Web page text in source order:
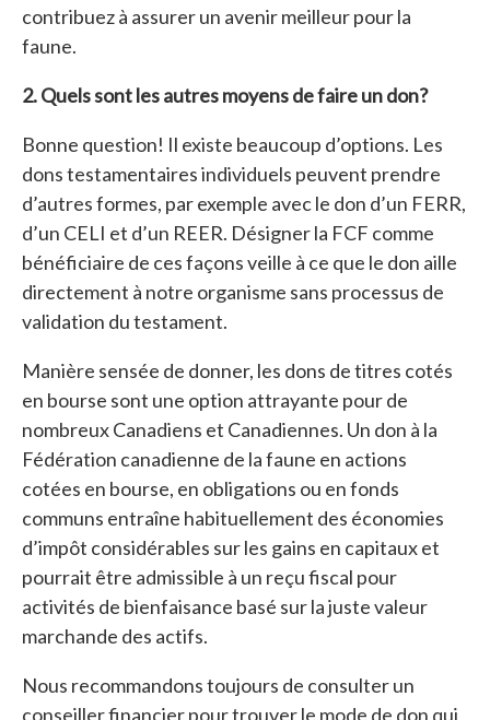
contribuez à assurer un avenir meilleur pour la
faune.
2. Quels sont les autres moyens de faire un don?
Bonne question! Il existe beaucoup d’options. Les
dons testamentaires individuels peuvent prendre
d’autres formes, par exemple avec le don d’un FERR,
d’un CELI et d’un REER. Désigner la FCF comme
bénéficiaire de ces façons veille à ce que le don aille
directement à notre organisme sans processus de
validation du testament.
Manière sensée de donner, les dons de titres cotés
en bourse sont une option attrayante pour de
nombreux Canadiens et Canadiennes. Un don à la
Fédération canadienne de la faune en actions
cotées en bourse, en obligations ou en fonds
communs entraîne habituellement des économies
d’impôt considérables sur les gains en capitaux et
pourrait être admissible à un reçu fiscal pour
activités de bienfaisance basé sur la juste valeur
marchande des actifs.
Nous recommandons toujours de consulter un
conseiller financier pour trouver le mode de don qui